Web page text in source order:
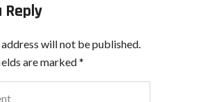
Reply
will not be published.
are marked*